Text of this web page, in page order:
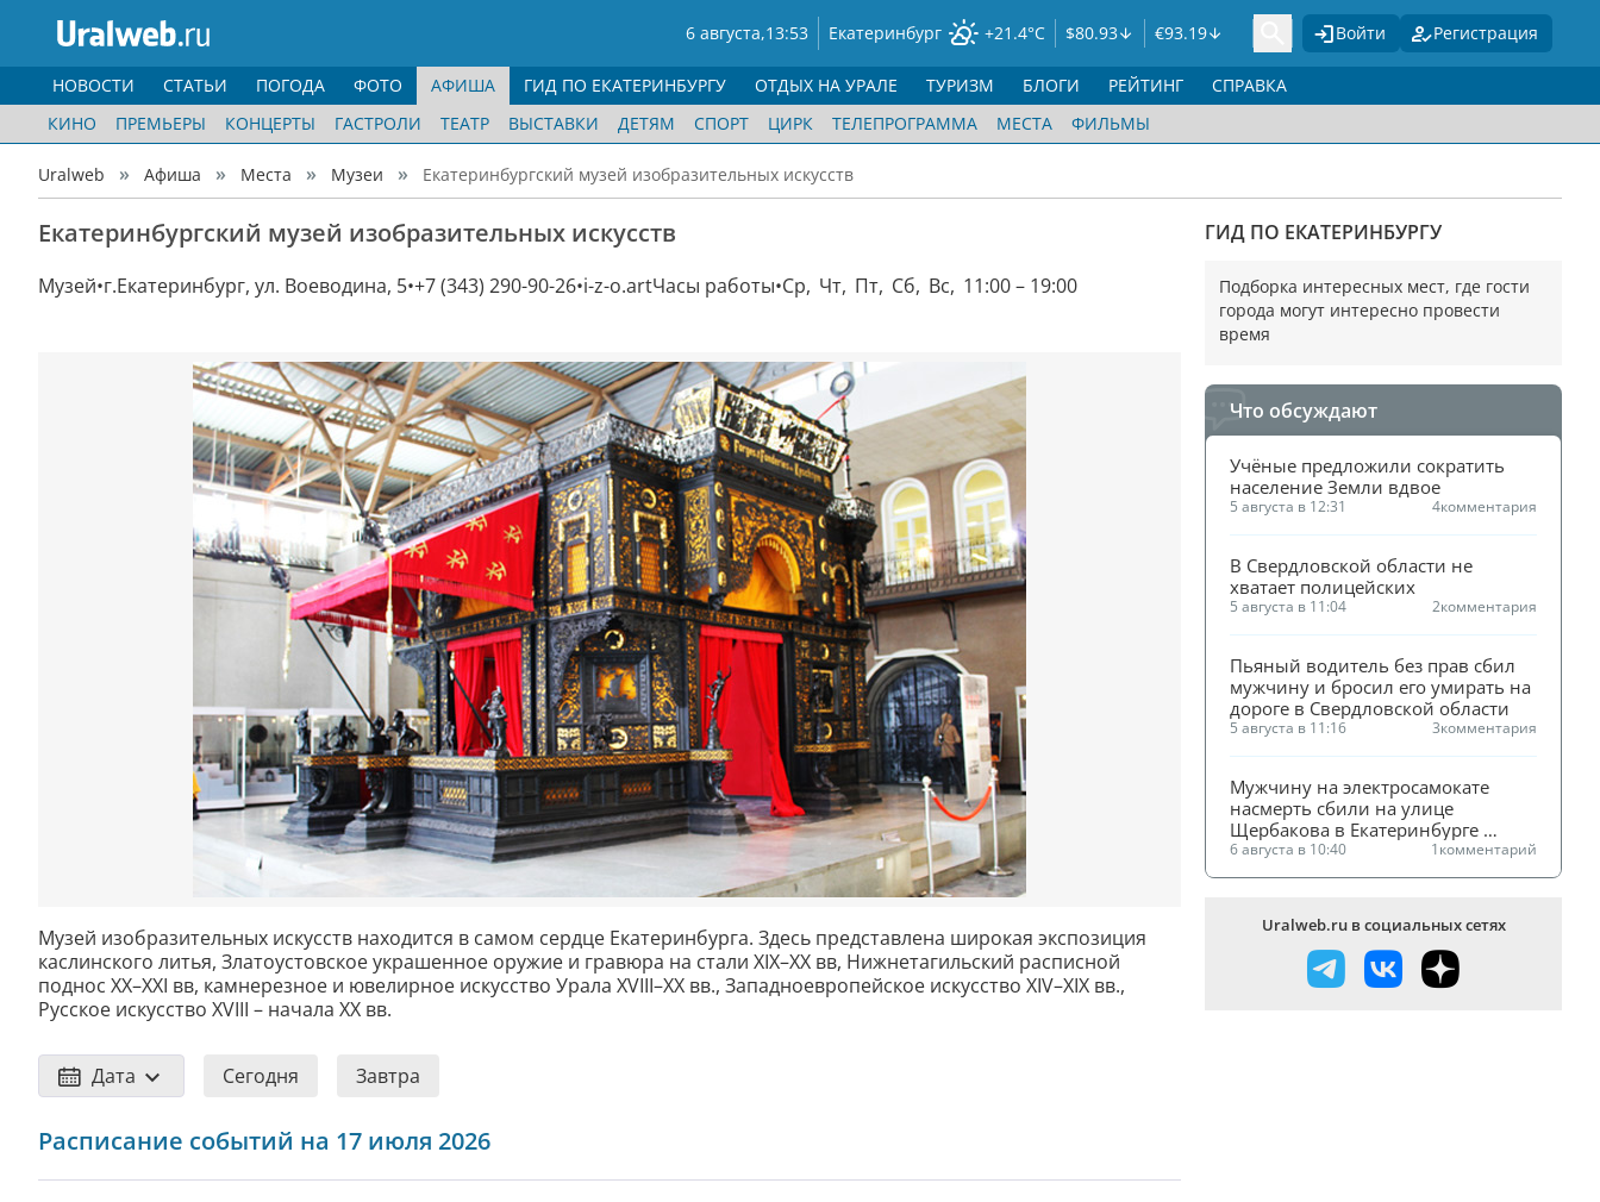
6 августа,13:53 Екатеринбург +21.4°C $80.93 €93.19 Войти Регистрация
НОВОСТИ СТАТЬИ ПОГОДА ФОТО
АФИША
КИНО
ПРЕМЬЕРЫ КОНЦЕРТЫ ГАСТРОЛИ ТЕАТР ВЫСТАВКИ ДЕТЯМ СПОРТ ЦИРК ТЕЛЕПРОГРАММА МЕСТА ФИЛЬМЫ
ГИД ПО ЕКАТЕРИНБУРГУ ОТДЫХ НА УРАЛЕ ТУРИЗМ БЛОГИ РЕЙТИНГ СПРАВКА
Uralweb Афиша Места Музеи Екатеринбургский музей изобразительных искусств
Екатеринбургский музей изобразительных искусств
Музей г.Екатеринбург, ул. Воеводина, 5 +7 (343) 290-90-26 i-z-o.artЧасы работы Ср, Чт, Пт, Сб, Вс, 11:00 – 19:00
Музей изобразительных искусств находится в самом сердце Екатеринбурга. Здесь представлена широкая экспозиция
каслинского литья, Златоустовское украшенное оружие и гравюра на стали XIX–XX вв, Нижнетагильский расписной
поднос XX–XXI вв, камнерезное и ювелирное искусство Урала XVIII–XX вв., Западноевропейское искусство XIV–XIX вв.,
Русское искусство XVIII – начала XX вв.
Дата Сегодня Завтра
Расписание событий на 17 июля 2026
ГИД ПО ЕКАТЕРИНБУРГУ
Подборка интересных мест, где гости
города могут интересно провести
время
Что обсуждают
Учёные предложили сократить
население Земли вдвое
5 августа в 12:31 4комментария
В Свердловской области не
хватает полицейских
5 августа в 11:04 2комментария
Пьяный водитель без прав сбил
мужчину и бросил его умирать на
дороге в Свердловской области
5 августа в 11:16 3комментария
Мужчину на электросамокате
насмерть сбили на улице
Щербакова в Екатеринбурге
(ФОТО)
6 августа в 10:40 1комментарий
Uralweb.ru в социальных сетях